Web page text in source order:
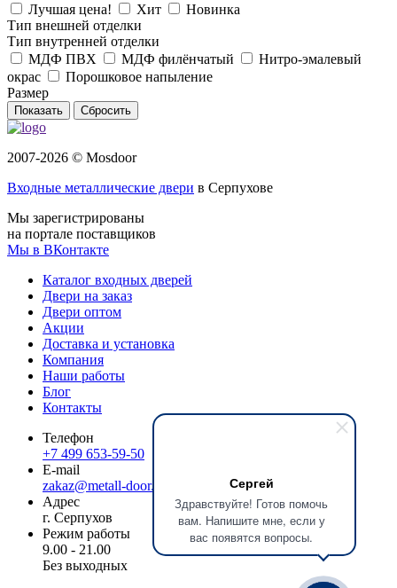
Сергей
Здравствуйте! Готов помочь
вам. Напишите мне, если у
вас появятся вопросы.
Лучшая цена!
Хит
Новинка
Тип внешней отделки
Тип внутренней отделки
МДФ ПВХ
МДФ филёнчатый
Нитро-эмалевый
окрас
Порошковое напыление
Размер
Сбросить
2007-2026 © Mosdoor
Входные металлические двери в Серпухове
Мы зарегистрированы
на портале поставщиков
Мы в ВКонтакте
Каталог входных дверей
Двери на заказ
Двери оптом
Акции
Доставка и установка
Компания
Наши работы
Блог
Контакты
Телефон
+7 499 653-59-50
E-mail
zakaz@metall-door.ru
Адрес
г. Серпухов
Режим работы
9.00 - 21.00
Без выходных